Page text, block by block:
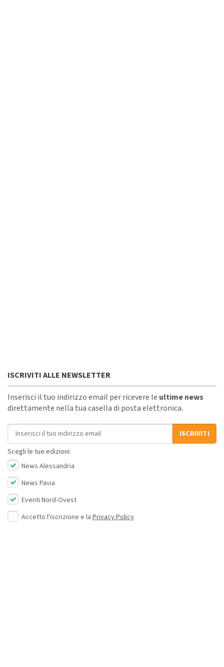
ISCRIVITI ALLE NEWSLETTER
Inserisci il tuo indirizzo email per ricevere le ultime news
direttamente nella tua casella di posta elettronica.
Indirizzo email
ISCRIVITI
Scegli le tue edizioni:
News Alessandria
News Pavia
Eventi Nord-Ovest
Accetto l'iscrizione e la Privacy Policy